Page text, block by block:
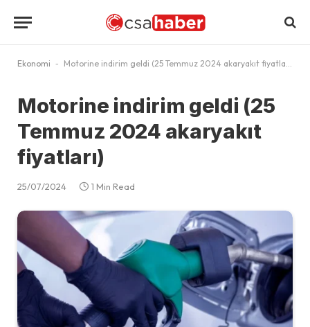
Ekonomi - Motorine indirim geldi (25 Temmuz 2024 akaryakıt fiyatları)
Motorine indirim geldi (25
Temmuz 2024 akaryakıt
fiyatları)
25/07/2024 1 Min Read